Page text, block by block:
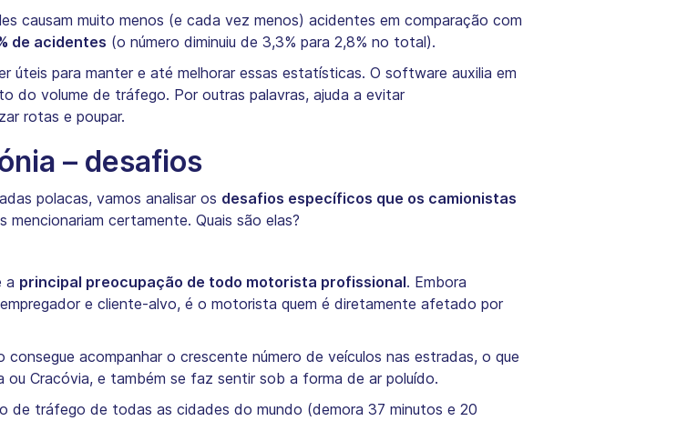
causam muito menos (e cada vez menos) acidentes em comparação com
de acidentes (o número diminuiu de 3,3% para 2,8% no total).
úteis para manter e até melhorar essas estatísticas. O software auxilia em
do volume de tráfego. Por outras palavras, ajuda a evitar
rotas e poupar.
– desafios
polacas, vamos analisar os desafios específicos que os camionistas
certamente. Quais são elas?
a principal preocupação de todo motorista profissional. Embora
e cliente-alvo, é o motorista quem é diretamente afetado por
acompanhar o crescente número de veículos nas estradas, o que
Cracóvia, e também se faz sentir sob a forma de ar poluído.
de tráfego de todas as cidades do mundo (demora 37 minutos e 20